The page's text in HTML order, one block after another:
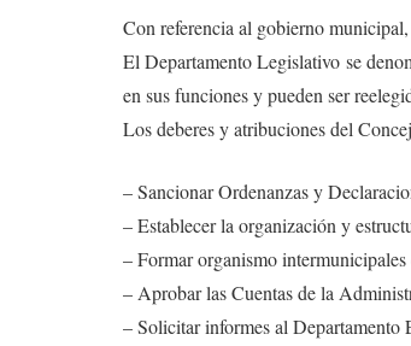
Con referencia al gobierno
El Departamento Legislativo se
en sus funciones y pueden ser
Los deberes y atribuciones del
– Sancionar Ordenanzas y
– Establecer la organización y
– Formar organismo
– Aprobar las Cuentas de la
– Solicitar informes al Departamento